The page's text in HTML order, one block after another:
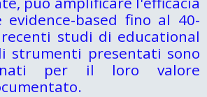
evidence-based fino al 40-
recenti studi di educational
strumenti presentati sono
per il loro valore